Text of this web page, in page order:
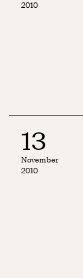
2010
13
November
2010